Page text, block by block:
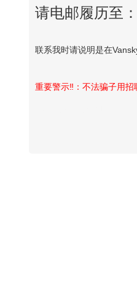
请电邮履历至
联系我时请说明是在
重要警示‼️：不法骗子用